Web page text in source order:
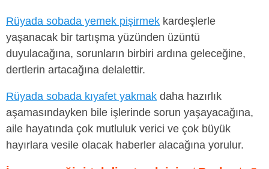
Rüyada sobada yemek pişirmek kardeşlerle
yaşanacak bir tartışma yüzünden üzüntü
duyulacağına, sorunların birbiri ardına geleceğine,
dertlerin artacağına delalettir.
Rüyada sobada kıyafet yakmak daha hazırlık
aşamasındayken bile işlerinde sorun yaşayacağına,
aile hayatında çok mutluluk verici ve çok büyük
hayırlara vesile olacak haberler alacağına yorulur.